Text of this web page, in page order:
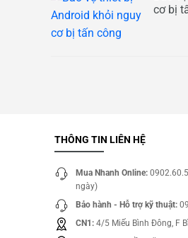
cơ bị
THÔNG TIN LIÊN HỆ
Mua Nhanh Online:
ngày)
Bảo hành - Hỗ trợ kỹ thuật:
CN1: 4/5 Miếu Bình Đông, F